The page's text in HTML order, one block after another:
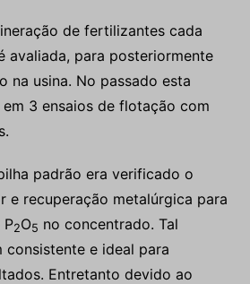
de fertilizantes cada
avaliada, para posteriormente
na usina. No passado esta
3 ensaios de flotação com
padrão era verificado o
e recuperação metalúrgica para
P2O5 no concentrado. Tal
e ideal para
Entretanto devido ao